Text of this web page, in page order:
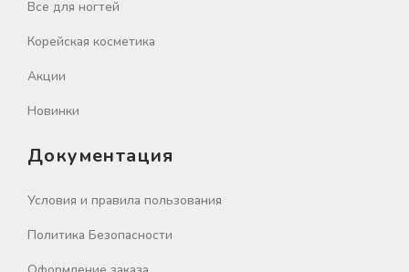
Все для ногтей
Корейская косметика
Акции
Новинки
Документация
Условия и правила пользования
Политика Безопасности